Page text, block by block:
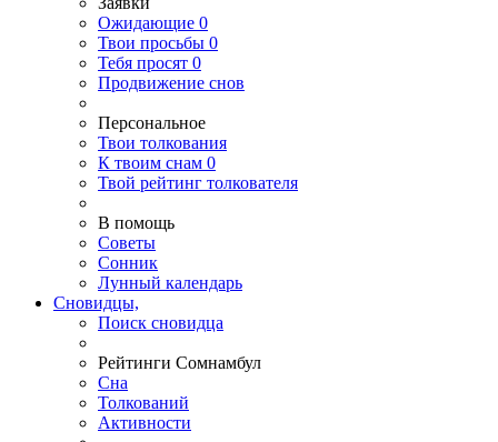
Ожидающие 0
Твои просьбы 0
Тебя просят 0
Продвижение снов
Персональное
Твои толкования
К твоим снам 0
Твой рейтинг толкователя
В помощь
Советы
Сонник
Лунный календарь
Сновидцы,
Поиск сновидца
Рейтинги Сомнамбул
Сна
Толкований
Активности